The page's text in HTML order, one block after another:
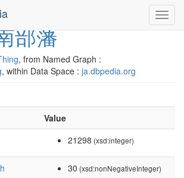
部藩
, from Named Graph :
, within Data Space : ja.dbpedia.org
Value
21298 (xsd:integer)
30 (xsd:nonNegativeInteger)